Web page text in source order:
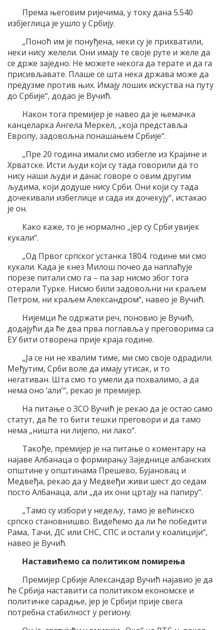
Према његовим ријечима, у току дана 5.540
избјеглица је ушло у Србију.
„Поноћ им је понуђена, неки су је прихватили,
неки нису желели. Они имају те своје руте и желе да
се држе заједно. Не можете некога да терате и да га
присивљавате. Плаше се шта нека држава може да
предузме против њих. Имају лоших искуства на путу
до Србије“, додао је Вучић.
Након тога премијер је навео да је њемачка
канцеларка Ангела Меркел, „која представља
Европу, задовољна понашањем Србије“.
„Пре 20 година имали смо избегле из Крајине и
Хрватске. Исти људи који су тада говорили да то
нису наши људи и данас говоре о овим другим
људима, који додуше нису Срби. Они који су тада
дочекивали избеглице и сада их дочекују“, истакао
је он.
Како каже, то је нормално „јер су Срби увијек
кукали“.
„Од Првог српског устанка 1804. године ми смо
кукали. Када је кнез Милош почео да наплаћује
порезе питали смо га – па зар нисмо због тога
отерали Турке. Нисмо били задовољни ни краљем
Петром, ни краљем Александром“, навео је Вучић.
Нијемци ће одржати реч, поновио је Вучић,
додајући да ће два прва поглавља у преговорима са
ЕУ бити отворена прије краја године.
„Ја се ни не хвалим тиме, ми смо своје одрадили.
Међутим, Срби воле да имају утисак, и то
негативан. Шта смо то умели да похвалимо, а да
нема оно ‘али'“, рекао је премијер.
На питање о ЗСО Вучић је рекао да је остао само
статут, да ће то бити тешки преговори и да тамо
нема „ништа ни лијепо, ни лако“.
Такође, премијер је на питање о коментару на
најаве Албанаца о формирању Заједнице албанских
општине у општинама Прешево, Бујановац и
Медвеђа, рекао да у Медвеђи живи шест до седам
посто Албанаца, али „да их они цртају на папиру“.
„Тамо су избори у недељу, тамо је већинско
српско становнишво. Видећемо да ли ће победити
Рама, Тачи, ДС или СНС, СПС и остали у коалицији“,
навео је Вучић.
Наставићемо са политиком помирења
Премијер Србије Александар Вучић најавио је да
ће Србија наставити са политиком економске и
политичке сарадње, јер је Србији прије свега
потребна стабилност у региону.